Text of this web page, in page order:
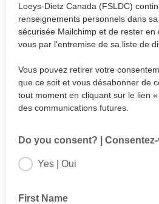
Loeys-Dietz Canada (FSLDC)
renseignements personnels dans
sécurisée Mailchimp et de rester en
vous par l'entremise de sa liste de
Vous pouvez retirer votre
que ce soit et vous désabonner de
tout moment en cliquant sur le lien
des communications futures.
Do you consent? |
Yes | Oui
First Name